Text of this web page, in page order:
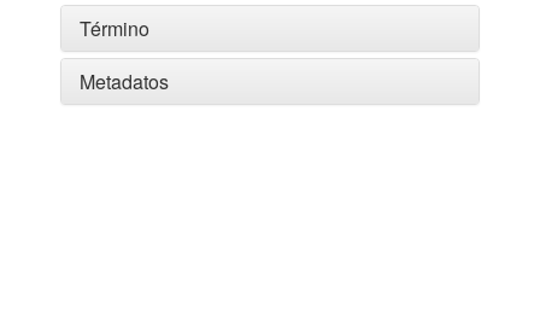
Término
Metadatos